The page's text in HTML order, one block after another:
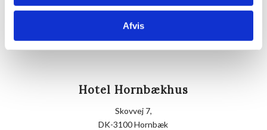
Afvis
Hotel Hornbækhus
Skovvej 7,
DK-3100 Hornbæk